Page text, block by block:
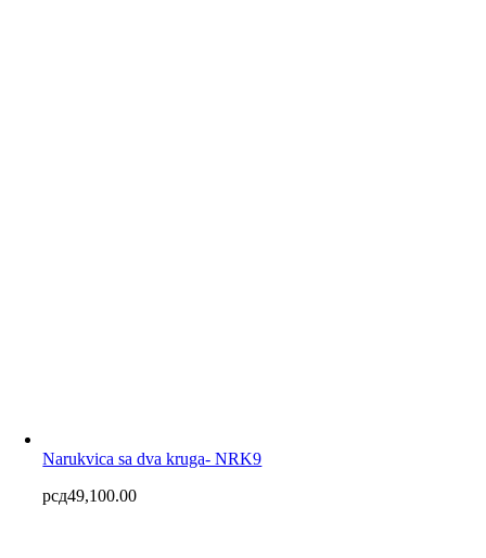
Narukvica sa dva kruga- NRK9
рсд49,100.00